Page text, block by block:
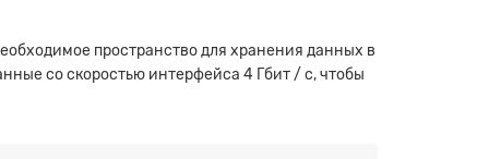
пространство для хранения данных в
со скоростью интерфейса 4 Гбит / с, чтобы